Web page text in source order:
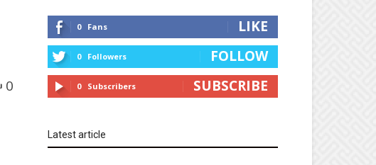
0
0 Fans LIKE
0 Followers FOLLOW
0 Subscribers SUBSCRIBE
Latest article